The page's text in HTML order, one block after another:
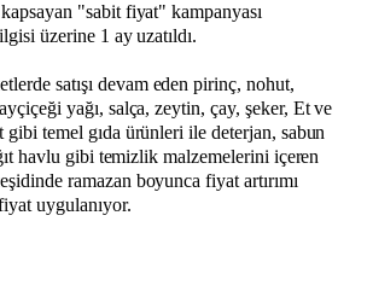
"sabit fiyat" kampanyası
üzerine 1 ay uzatıldı.
satışı devam eden pirinç, nohut,
yağı, salça, zeytin, çay, şeker, Et ve
temel gıda ürünleri ile deterjan, sabun
havlu gibi temizlik malzemelerini içeren
ramazan boyunca fiyat artırımı
uygulanıyor.